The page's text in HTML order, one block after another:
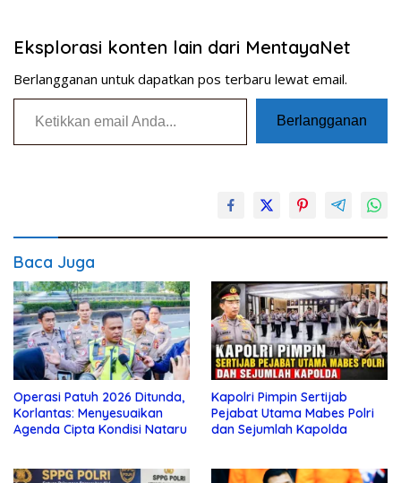
Eksplorasi konten lain dari MentayaNet
Berlangganan untuk dapatkan pos terbaru lewat email.
Ketikkan email Anda...
Berlangganan
Baca Juga
Operasi Patuh 2026 Ditunda,
Korlantas: Menyesuaikan
Agenda Cipta Kondisi Nataru
Kapolri Pimpin Sertijab
Pejabat Utama Mabes Polri
dan Sejumlah Kapolda